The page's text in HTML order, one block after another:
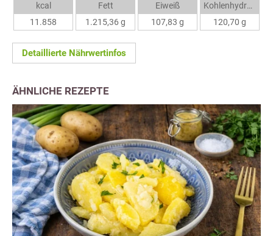
kcal
11.858
Fett
1.215,36 g
Eiweiß
107,83 g
Kohlenhydrate
120,70 g
Detaillierte Nährwertinfos
ÄHNLICHE REZEPTE